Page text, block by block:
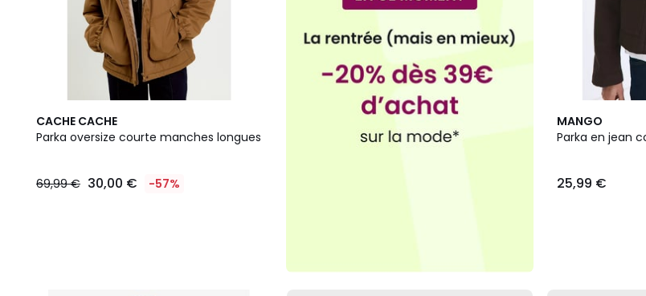
CACHE CACHE
Parka oversize courte manches longues
69,99 € 30,00 € -57%
MANGO
Parka en jean
25,99 €